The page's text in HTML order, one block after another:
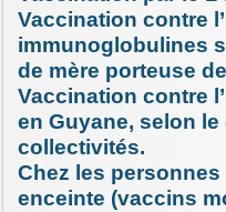
Vaccination contre
immunoglobulines
de mère porteuse
Vaccination contre
en Guyane, selon
collectivités.
Chez les personnes
enceinte (vaccins